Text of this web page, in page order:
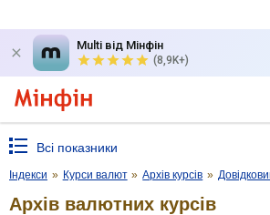
Multi від Мінфін
(8,9K+)
Всі показники
Індекси » Курси валют » Архів курсів »
Архів валютних курсів